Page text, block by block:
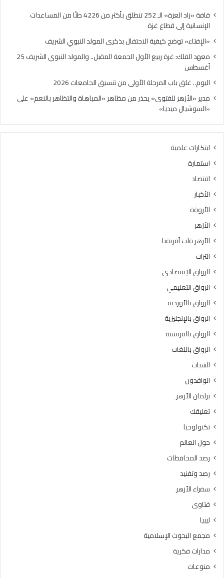
قافة «زاد العزة» الـ 252 تنطلق بأكثر من 4226 طنًا من المساعدات
الإنسانية إلى قطاع غزة
«الإفتاء» توضح كيفية الاحتفال بذكرى المولد النبوي الشريف
معهد الفلك: غرة ربيع الأول الجمعة المقبل.. والمولد النبوي الشريف 25
أغسطس
اليوم.. غلق باب المرحلة الأولى من تنسيق الجامعات 2026
مدير «الأزهر للفتوى» يحذر من مظاهر «المباهاة والتظاهر بالنعم» على
«السوشيال ميديا»
ابتكارات علمية
استمارة
اقتصاد
الأخبار
الأروقة
الأزهر
الأزهر قلب أفريقيا
التراث
الرواق الإقتصادي
الرواق التعليمي
الرواق بالأوردية
الرواق بالإنجليزية
الرواق بالفرنسية
الرواق باللغات
الشباب
الوافدون
برلمان الأزهر
تعليقك
تكنولوجيا
حول العالم
رصد المحافظات
رصد وتفنيد
سفراء الأزهر
فتاوى
ليبيا
مجمع البحوث الإسلامية
مدارات فكرية
منوعات